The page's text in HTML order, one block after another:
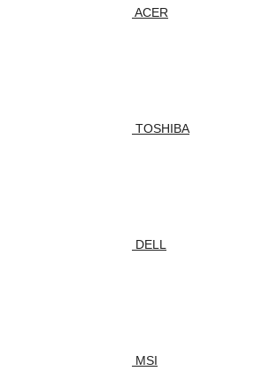
ACER
TOSHIBA
DELL
MSI